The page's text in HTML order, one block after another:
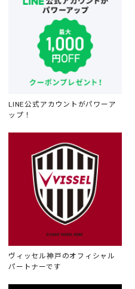
LINE公式アカウントがパワーア
ップ！
ヴィッセル神戸のオフィシャル
パートナーです